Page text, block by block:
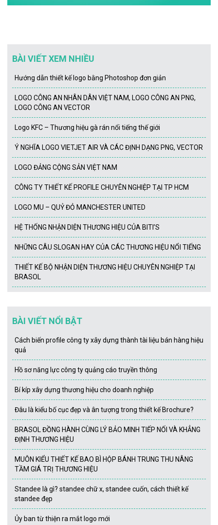
BÀI VIẾT XEM NHIỀU
Hướng dẫn thiết kế logo bằng Photoshop đơn giản
LOGO CÔNG AN NHÂN DÂN VIỆT NAM, LOGO CÔNG AN PNG,
LOGO CÔNG AN VECTOR
Logo KFC – Thương hiệu gà rán nổi tiếng thế giới
Ý NGHĨA LOGO VIETJET AIR VÀ CÁC ĐỊNH DẠNG PNG, VECTOR
LOGO ĐẢNG CỘNG SẢN VIỆT NAM
CÔNG TY THIẾT KẾ PROFILE CHUYÊN NGHIỆP TẠI TP HCM
LOGO MU – QUỶ ĐỎ MANCHESTER UNITED
HỆ THỐNG NHẬN DIỆN THƯƠNG HIỆU CỦA BITI’S
NHỮNG CÂU SLOGAN HAY CỦA CÁC THƯƠNG HIỆU NỔI TIẾNG
THIẾT KẾ BỘ NHẬN DIỆN THƯƠNG HIỆU CHUYÊN NGHIỆP TẠI
BRASOL
BÀI VIẾT NỔI BẬT
Cách biến profile công ty xây dựng thành tài liệu bán hàng hiệu
quả
Hồ sơ năng lực công ty quảng cáo truyền thông
Bí kíp xây dựng thương hiệu cho doanh nghiệp
Đâu là kiểu bố cục đẹp và ân tượng trong thiết kế Brochure?
BRASOL ĐỒNG HÀNH CÙNG LÝ BẢO MINH TIẾP NỐI VÀ KHẲNG
ĐỊNH THƯƠNG HIỆU
MUÔN KIỂU THIẾT KẾ BAO BÌ HỘP BÁNH TRUNG THU NÂNG
TẦM GIÁ TRỊ THƯƠNG HIỆU
Standee là gì? standee chữ x, standee cuốn, cách thiết kế
standee đẹp
Ủy ban từ thiện ra mắt logo mới